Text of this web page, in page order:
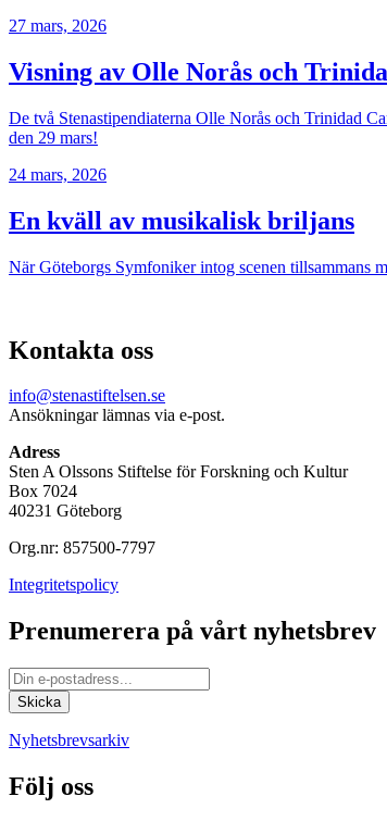
27 mars, 2026
Visning av Olle Norås och
De två Stenastipendiaterna Olle Norås och Trinidad
den 29 mars!
24 mars, 2026
En kväll av musikalisk briljans
När Göteborgs Symfoniker intog scenen tillsammans
Kontakta oss
info@stenastiftelsen.se
Ansökningar lämnas via e-post.
Adress
Sten A Olssons Stiftelse för Forskning och Kultur
Box 7024
40231 Göteborg
Org.nr: 857500-7797
Integritetspolicy
Prenumerera på vårt nyhetsbrev
Nyhetsbrevsarkiv
Följ oss